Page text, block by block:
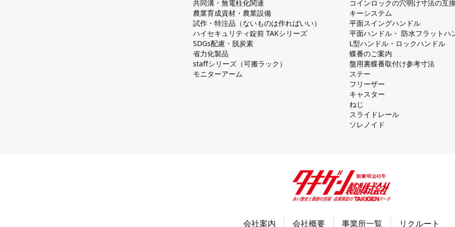
共同溝・無電柱化関連
農業育成資材・農業設備
試作・特注品（ないものは作ればいい）
ハイセキュリティ錠前 TAKシリーズ
SDGs配慮・脱炭素
省力化製品
staffシリーズ（可搬ラック）
モニターアーム
コインロックの⽳明け⼨法の互
キーシステム
平⾯スイングハンドル
平⾯ハンドル・ 防⽔フラットハ
L型ハンドル・ロックハンドル
蝶番のご案内
盤⽤裏蝶番取付け参考⼨法
ステー
フリーザー
キャスター
ねじ
スライドレール
ソレノイド
会社案内 会社概要 事業所一覧 リクルート